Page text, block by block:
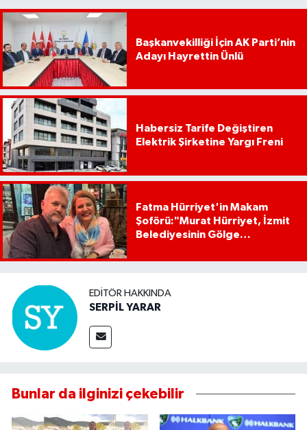
Başkanvekilliği İçin AK Parti’nin
Adayı Hayrettin Ünlü
Habersiz Tarife Değiştiren
Elektrik Şirketine Yargı Freni
Fatma Hürriyet'in Makam
Şoförü:"Murat Hürriyet, İzmit
Belediyesinin Gölge
EDITÖR HAKKINDA
SERPİL YARAR
Bunlar da ilginizi çekebilir